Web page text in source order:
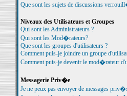
Que sont les sujets de discussions
Niveaux des Utilisateurs et Groupes
Qui sont les Administrateurs ?
Qui sont les Mod�rateurs?
Que sont les groupes d'utilisateurs ?
Comment puis-je joindre un groupe
Comment puis-je devenir le mod�rateur
Messagerie Priv�e
Je ne peux pas envoyer de messages